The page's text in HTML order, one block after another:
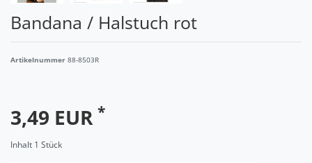
Bandana / Halstuch rot
Artikelnummer 88-8503R
3,49 EUR *
Inhalt 1 Stück